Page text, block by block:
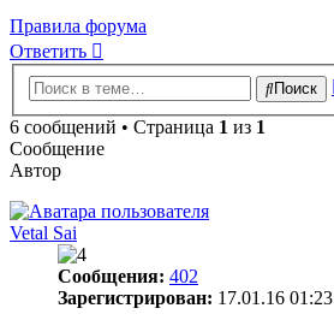
Правила форума
Ответить
Поиск
6 сообщений • Страница 1 из 1
Сообщение
Автор
Vetal Sai
Сообщения: 402
Зарегистрирован: 17.01.16 01:23